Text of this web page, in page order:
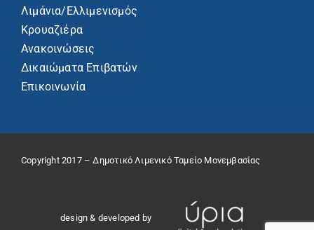
Λιμάνια/Ελλιμενισμός
Κρουαζιέρα
Ανακοινώσεις
Δικαιώματα Επιβατών
Επικοινωνία
Copyright 2017 – Δημοτικό Λιμενικό Ταμείο Μονεμβασίας
design & developed by